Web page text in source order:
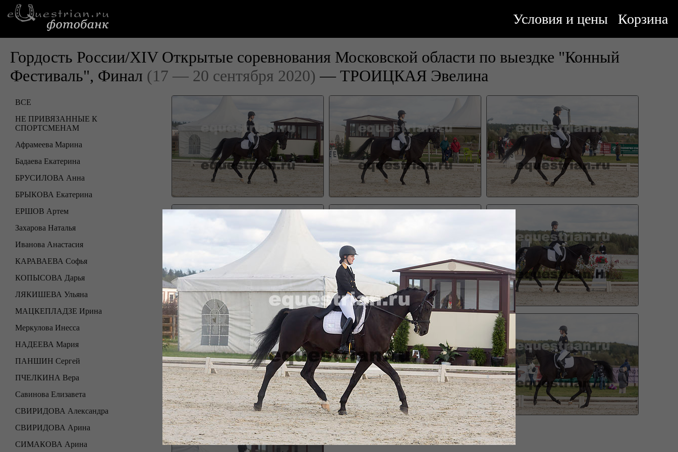
Корзина
Условия и цены
Гордость России/XIV Открытые соревнования Московской области по выездке "Конный
Фестиваль", Финал (17 — 20 сентября 2020) — ТРОИЦКАЯ Эвелина
ВСЕ
НЕ ПРИВЯЗАННЫЕ К
СПОРТСМЕНАМ
Афрамеева Марина
Бадаева Екатерина
БРУСИЛОВА Анна
БРЫКОВА Екатерина
ЕРШОВ Артем
Захарова Наталья
Иванова Анастасия
КАРАВАЕВА Софья
КОПЫСОВА Дарья
ЛЯКИШЕВА Ульяна
МАЦКЕПЛАДЗЕ Ирина
Меркулова Инесса
НАДЕЕВА Мария
ПАНШИН Сергей
ПЧЕЛКИНА Вера
Савинова Елизавета
СВИРИДОВА Александра
СВИРИДОВА Арина
СИМАКОВА Арина